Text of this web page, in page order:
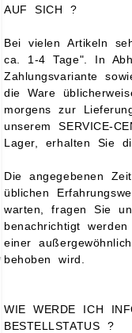
AUF SICH ?
Bei vielen Artikeln
ca. 1-4 Tage". In
Zahlungsvariante
die Ware
morgens zur
unserem SERVICE-
Lager, erhalten Sie
Die angegebenen
üblichen
warten, fragen Sie
benachrichtigt
einer
behoben wird.
WIE WERDE ICH
BESTELLSTATUS ?